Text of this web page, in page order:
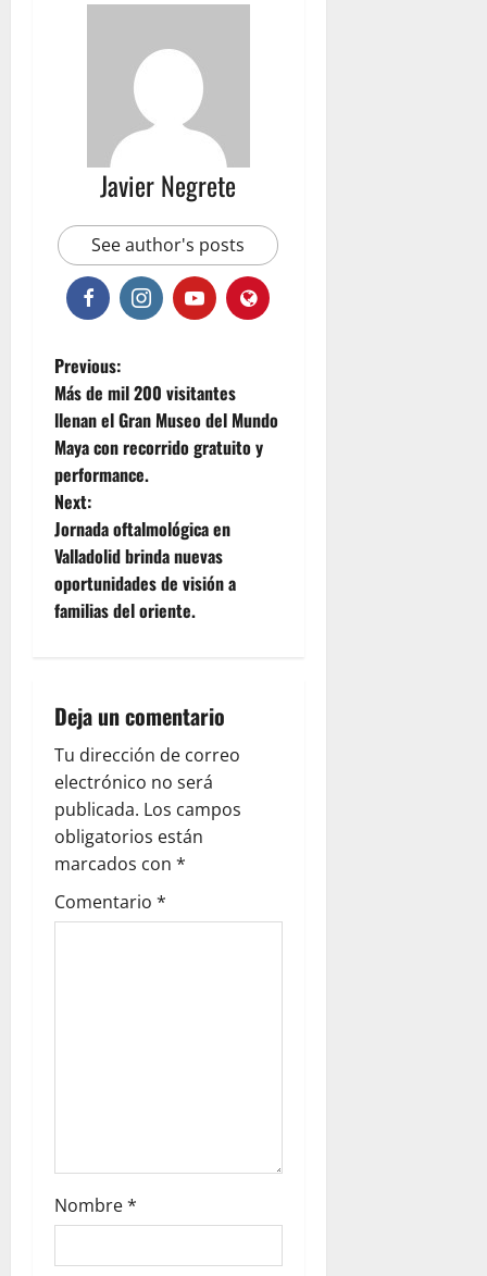
Javier Negrete
See author's posts
P
o
s
t
n
a
g
a
t
i
o
Previous:
Más de mil 200 visitantes
llenan el Gran Museo del Mundo
Maya con recorrido gratuito y
performance.
Next:
Jornada oftalmológica en
Valladolid brinda nuevas
oportunidades de visión a
familias del oriente.
Deja un comentario
Tu dirección de correo
electrónico no será
publicada. Los campos
obligatorios están
marcados con *
Comentario *
Nombre*